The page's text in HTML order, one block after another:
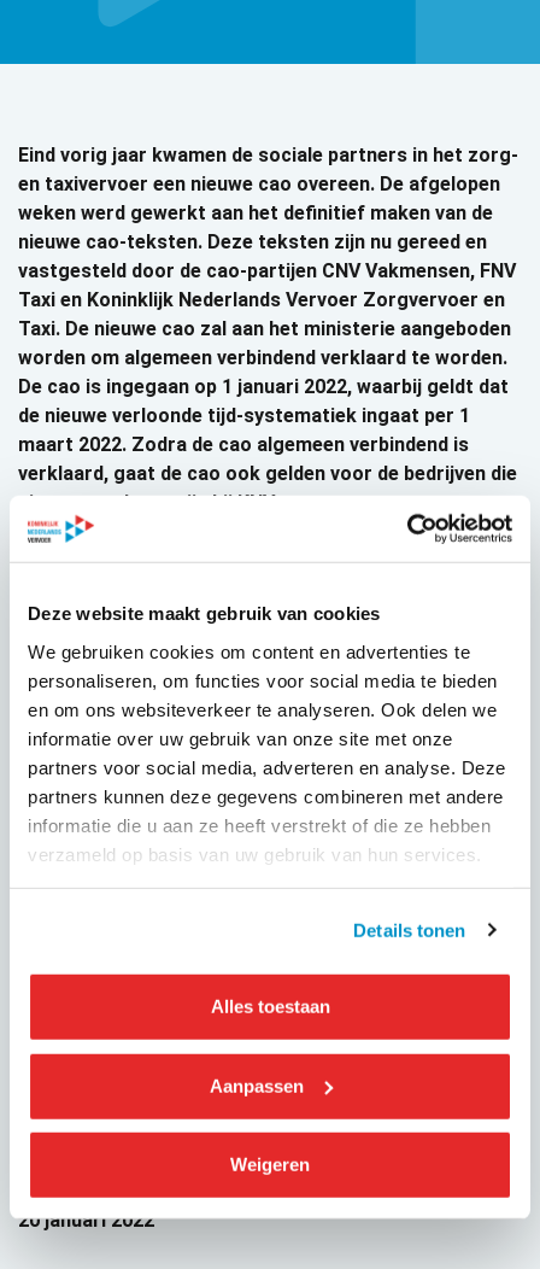
Deze website maakt gebruik van cookies
We gebruiken cookies om content en advertenties te
personaliseren, om functies voor social media te bieden
en om ons websiteverkeer te analyseren. Ook delen we
informatie over uw gebruik van onze site met onze
partners voor social media, adverteren en analyse. Deze
partners kunnen deze gegevens combineren met andere
informatie die u aan ze heeft verstrekt of die ze hebben
verzameld op basis van uw gebruik van hun services.
Details tonen
Alles toestaan
Aanpassen
Weigeren
Eind vorig jaar kwamen de sociale partners in het zorg-
en taxivervoer een nieuwe cao overeen. De afgelopen
weken werd gewerkt aan het definitief maken van de
nieuwe cao-teksten. Deze teksten zijn nu gereed en
vastgesteld door de cao-partijen CNV Vakmensen, FNV
Taxi en Koninklijk Nederlands Vervoer Zorgvervoer en
Taxi. De nieuwe cao zal aan het ministerie aangeboden
worden om algemeen verbindend verklaard te worden.
De cao is ingegaan op 1 januari 2022, waarbij geldt dat
de nieuwe verloonde tijd-systematiek ingaat per 1
maart 2022. Zodra de cao algemeen verbindend is
verklaard, gaat de cao ook gelden voor de bedrijven die
niet aangesloten zijn bij KNV.
Nadat partijen overeenstemming hadden bereikt op 19
de precieze formulering van de verloonde tijd. Door nader
verdwenen en overeenstemming bereikt over de
formulering zoals deze uiteindelijk in de cao-teksten
terecht is gekomen.
Loonschalen, salaristreden en andere naam
De loonschalen zijn per 1 januari 2022 verhoogd met 2,5
procent. Daarnaast wordt de tweede trede uit de
salarisschaal geschrapt, waardoor chauffeurs sneller door
het loongebouw heen gaan. Om meer recht te doen aan de
sector als geheel is ten slotte de naam van de cao
Taxi’.
pagina.
20 januari 2022